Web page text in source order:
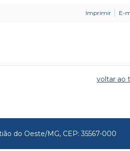
Imprimir E-
voltar ao
do Oeste/MG, CEP: 35567-000